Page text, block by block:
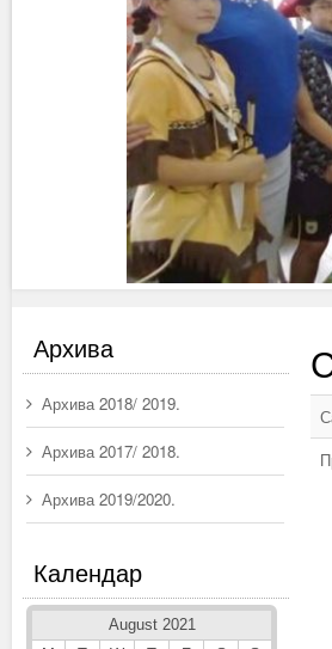
Архива
Архива 2018/ 2019.
Архива 2017/ 2018.
Архива 2019/2020.
Календар
August 2021